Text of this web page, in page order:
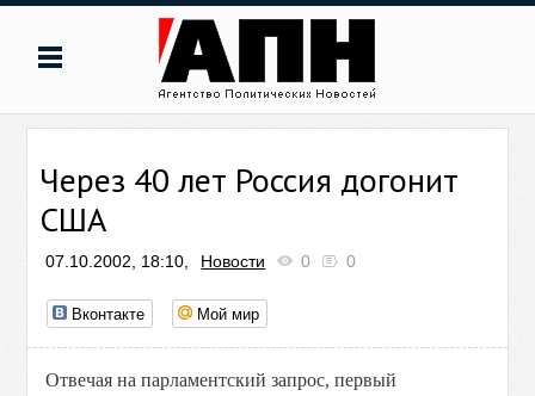
Через 40 лет Россия догонит
США
07.10.2002, 18:10, Новости 0 0
Вконтакте Мой мир
Отвечая на парламентский запрос, первый